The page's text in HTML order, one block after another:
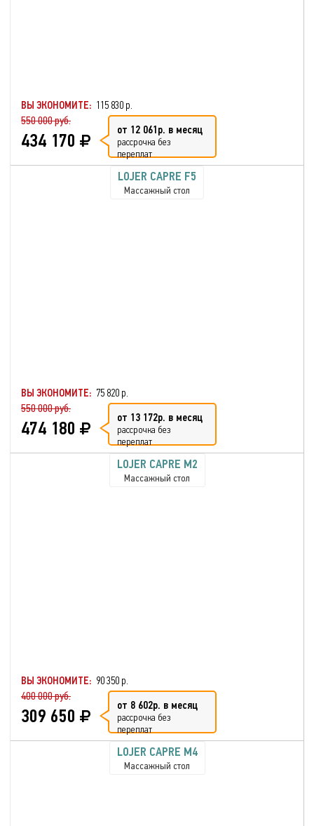
ВЫ ЭКОНОМИТЕ: 115 830 р.
550 000 руб.
434 170 от 12 061р. в месяц
рассрочка без
переплат
LOJER CAPRE F5
Массажный стол
ВЫ ЭКОНОМИТЕ: 75 820 р.
550 000 руб.
474 180 от 13 172р. в месяц
рассрочка без
переплат
LOJER CAPRE M2
Массажный стол
ВЫ ЭКОНОМИТЕ: 90 350 р.
400 000 руб.
309 650 от 8 602р. в месяц
рассрочка без
переплат
LOJER CAPRE M4
Массажный стол